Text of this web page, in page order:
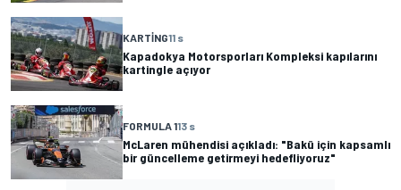
KARTING11 s
Kapadokya Motorsporları Kompleksi kapılarını
kartingle açıyor
FORMULA 113 s
McLaren mühendisi açıkladı: "Bakü için kapsamlı
bir güncelleme getirmeyi hedefliyoruz"